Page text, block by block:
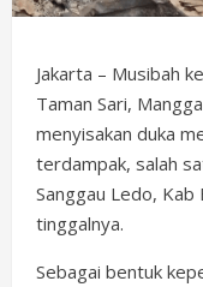
Jakarta – Musibah
Taman Sari,
menyisakan duka
terdampak, salah
Sanggau Ledo, Kab
tinggalnya.
Sebagai bentuk